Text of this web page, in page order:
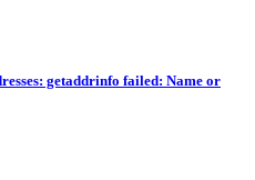
getaddrinfo failed: Name or